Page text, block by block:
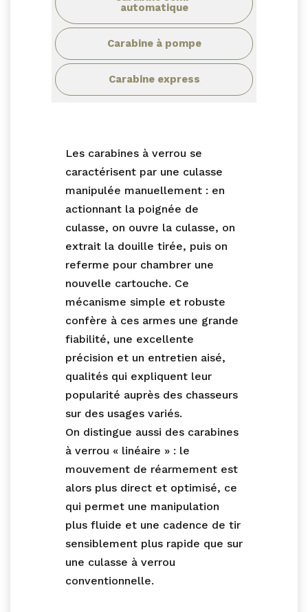
automatique
Carabine à pompe
Carabine express
Les carabines à verrou se
caractérisent par une culasse
manipulée manuellement : en
actionnant la poignée de
culasse, on ouvre la culasse, on
extrait la douille tirée, puis on
referme pour chambrer une
nouvelle cartouche. Ce
mécanisme simple et robuste
confère à ces armes une grande
fiabilité, une excellente
précision et un entretien aisé,
qualités qui expliquent leur
popularité auprès des chasseurs
sur des usages variés.
On distingue aussi des carabines
à verrou « linéaire » : le
mouvement de réarmement est
alors plus direct et optimisé, ce
qui permet une manipulation
plus fluide et une cadence de tir
sensiblement plus rapide que sur
une culasse à verrou
conventionnelle.